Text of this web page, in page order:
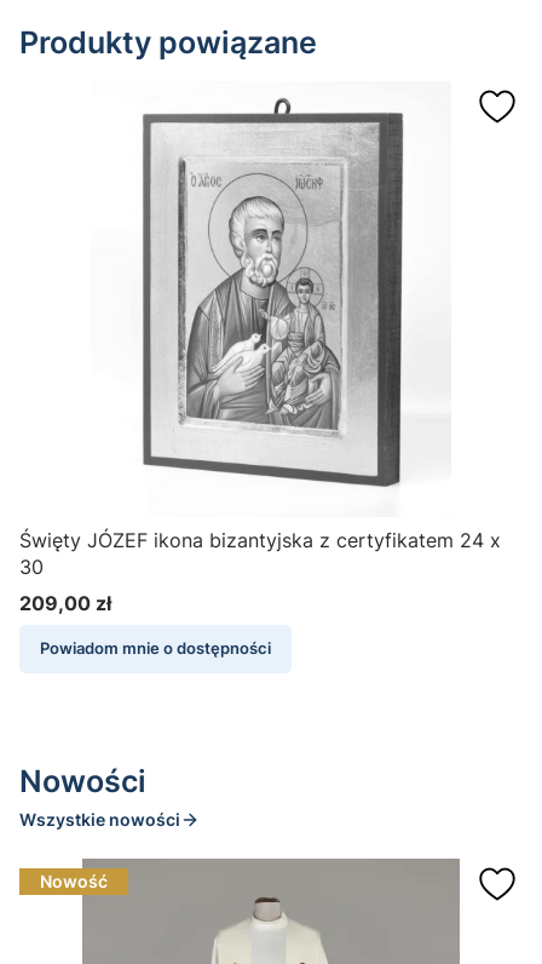
Produkty powiązane
Święty JÓZEF ikona bizantyjska z certyfikatem 24 x
30
Cena
209,00 zł
Powiadom mnie o dostępności
Nowości
Wszystkie nowości
Nowość